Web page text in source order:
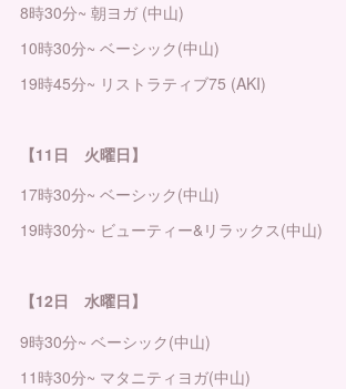
8時30分~ 朝ヨガ (中山)
10時30分~ ベーシック(中山)
19時45分~ リストラティブ75 (AKI)
【11日 火曜日】
17時30分~ ベーシック(中山)
19時30分~ ビューティー&リラックス(中山)
【12日 水曜日】
9時30分~ ベーシック(中山)
11時30分~ マタニティヨガ(中山)